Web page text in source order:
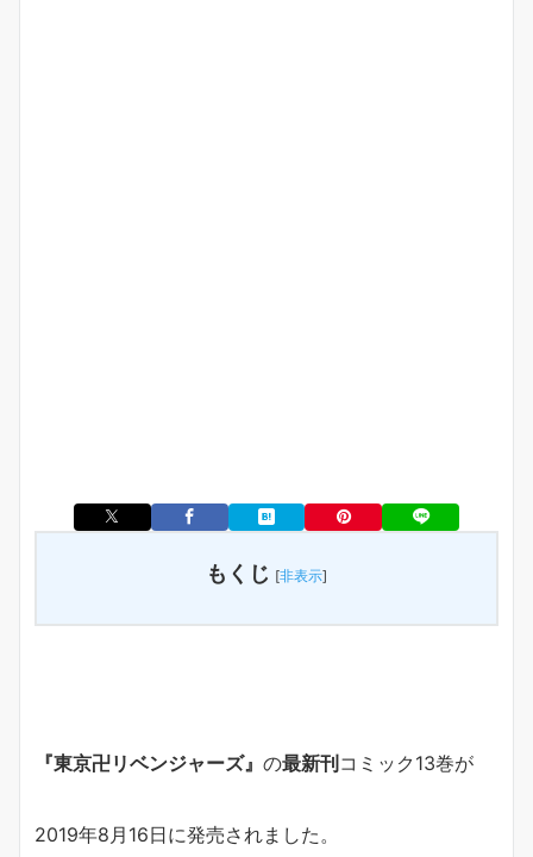
もくじ [非表示]
『東京卍リベンジャーズ』 の最新刊コミック13巻が
2019年8月16日に発売されました。